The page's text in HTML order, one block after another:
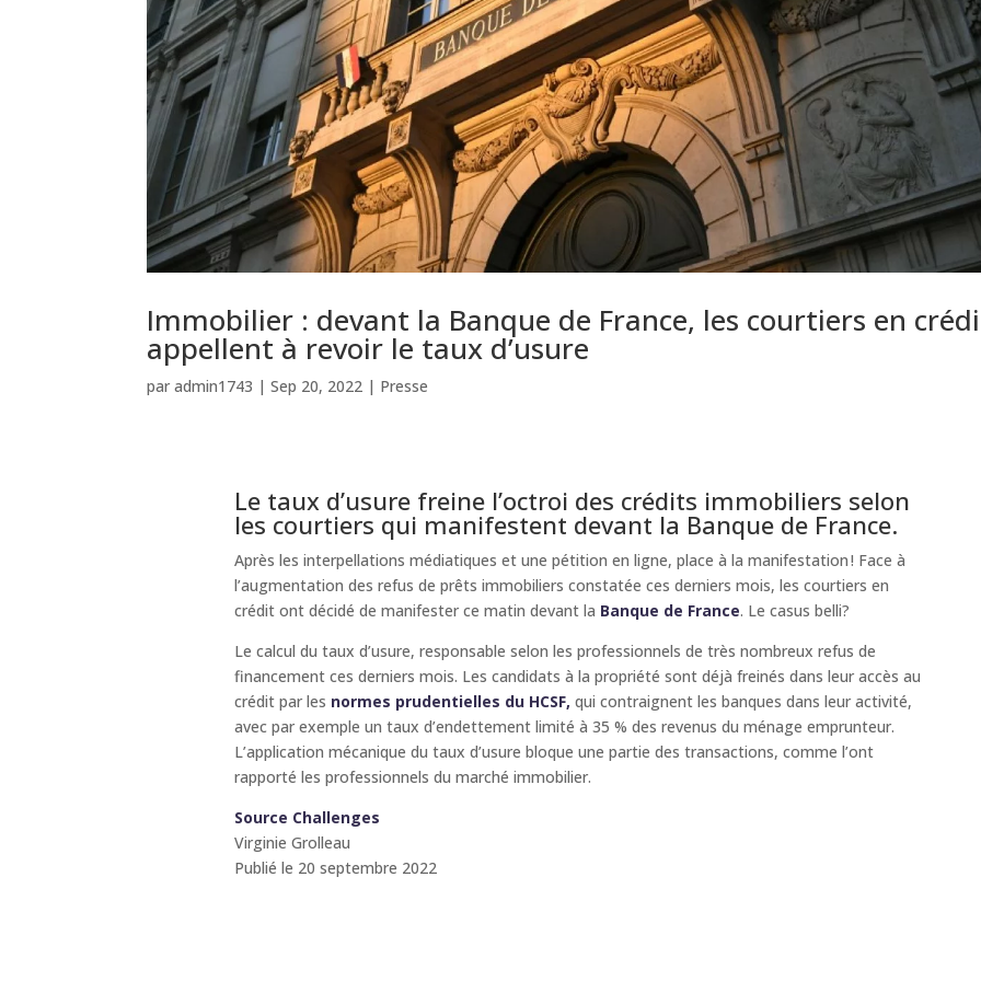
Immobilier : devant la Banque de France, les courtiers en
appellent à revoir le taux d’usure
paradmin1743 |Sep 20, 2022 | Presse
Le taux d’usure freine l’octroi des crédits immobiliers selon
les courtiers qui manifestent devant la Banque de France.
Après les interpellations médiatiques et une pétition en ligne, place à la manifestation ! Face à
l’augmentation des refus de prêts immobiliers constatée ces derniers mois, les courtiers en
crédit ont décidé de manifester ce matin devant la Banque de France. Le casus belli?
Le calcul du taux d’usure, responsable selon les professionnels de très nombreux refus de
financement ces derniers mois. Les candidats à la propriété sont déjà freinés dans leur accès au
crédit par les normes prudentielles du HCSF, qui contraignent les banques dans leur activité,
avec par exemple un taux d’endettement limité à 35 % des revenus du ménage emprunteur.
L’application mécanique du taux d’usure bloque une partie des transactions, comme l’ont
rapporté les professionnels du marché immobilier.
Source Challenges
Virginie Grolleau
Publié le 20 septembre 2022